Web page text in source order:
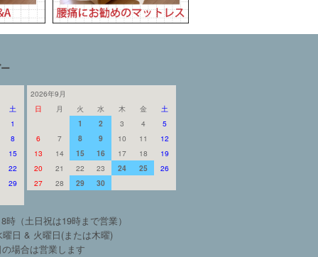
土
1
8
15
22
29
2026年9月
日
月 火 水 木 金
土
1
2 3 4
5
6
7 8 9 10 11
12
13
14 15 16 17 18
19
20
21 22 23 24 25
26
27
28 29 30
時（土日祝は19時まで営業）
日 & 火曜日(または木曜)
場合は営業します